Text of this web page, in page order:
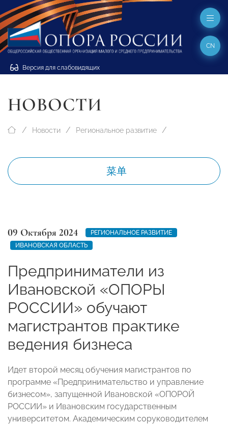
Версия для слабовидящих
CN
НОВОСТИ
Новости Региональное развитие
菜单
09 Октября 2024
РЕГИОНАЛЬНОЕ РАЗВИТИЕ
ИВАНОВСКАЯ ОБЛАСТЬ
Предприниматели из
Ивановской «ОПОРЫ
РОССИИ» обучают
магистрантов практике
ведения бизнеса
Идет второй месяц обучения магистрантов по
программе «Предпринимательство и управление
бизнесом», запущенной Ивановской «ОПОРОЙ
РОССИИ» и Ивановским государственным
университетом. Академическим соруководителем